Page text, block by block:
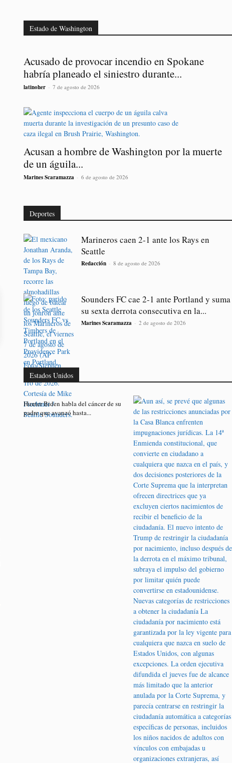
Estado de Washington
Acusado de provocar incendio en Spokane
habría planeado el siniestro durante...
latinoher - 7 de agosto de 2026
Acusan a hombre de Washington por la muerte
de un águila...
Marines Scaramazza - 6 de agosto de 2026
Deportes
Marineros caen 2-1 ante los Rays en
Seattle
Redacción - 8 de agosto de 2026
Sounders FC cae 2-1 ante Portland y suma
su sexta derrota consecutiva en la...
Marines Scaramazza - 2 de agosto de 2026
Estados Unidos
Hunter Biden habla del cáncer de su
padre que avanzó hasta...